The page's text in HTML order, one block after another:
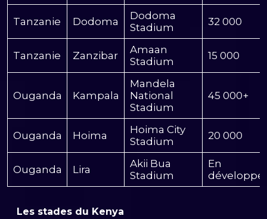
Tanzanie Dodoma
Dodoma
Stadium
32 000
Tanzanie Zanzibar
Amaan
Stadium
15 000
Ouganda Kampala
Mandela
National
Stadium
45 000+
Ouganda Hoima
Hoima City
Stadium
20 000
Ouganda Lira
Akii Bua
Stadium
En
Les stades du Kenya